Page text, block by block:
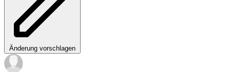
Änderung vorschlagen